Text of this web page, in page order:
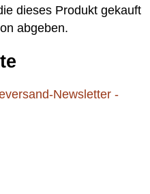
dieses Produkt gekauft
abgeben.